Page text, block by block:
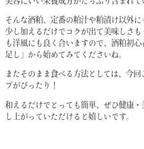
そんな酒粕、定番の粕汁や粕漬け以外
少し加えるだけでコクが出て美味しさ
も洋風にも良く合いますので、酒粕初心
足し」から始めてみてくださいね。
またそのまま食べる方法としては、今回
プがぴったり！
和えるだけでとっても簡単、ぜひ健康・
し上がっていただけると嬉しいです。